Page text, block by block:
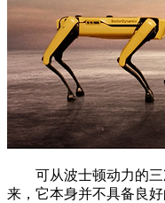
可从波士顿动力的三
来，它本身并不具备良